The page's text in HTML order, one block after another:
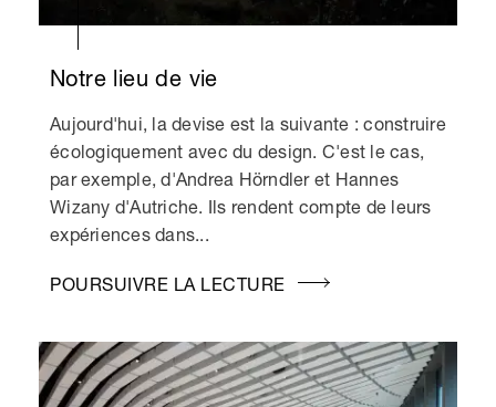
Notre lieu de vie
Aujourd'hui, la devise est la suivante : construire
écologiquement avec du design. C'est le cas,
par exemple, d'Andrea Hörndler et Hannes
Wizany d'Autriche. Ils rendent compte de leurs
expériences dans...
POURSUIVRE LA LECTURE